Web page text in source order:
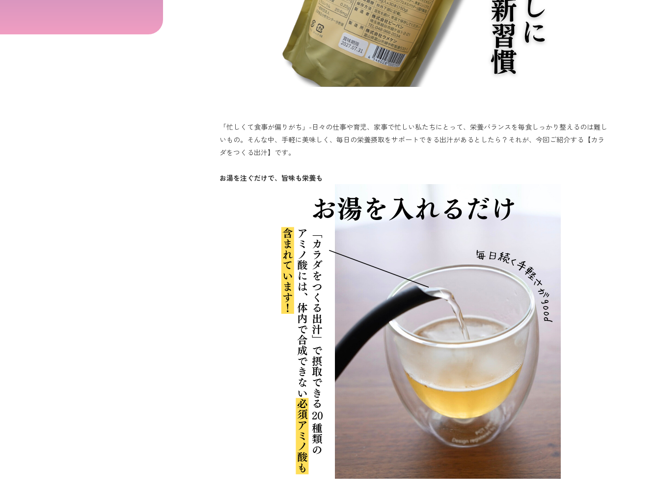
「忙しくて食事が偏りがち」-日々の仕事や育児、家事で忙しい私たちにとって、栄養バランスを毎食しっかり整えるのは難し
いもの。そんな中、手軽に美味しく、毎日の栄養摂取をサポートできる出汁があるとしたら？それが、今回ご紹介する【カラ
ダをつくる出汁】です。
お湯を注ぐだけで、旨味も栄養も